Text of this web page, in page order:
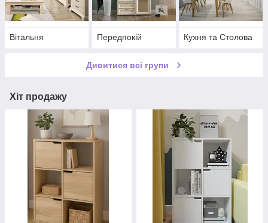
Вітальня Передпокій Кухня та Столова
Дивитися всі групи
Хіт продажу